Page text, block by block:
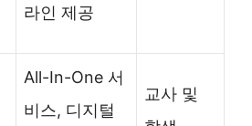
라인 제공
All-In-One 서
비스, 디지털
교사 및